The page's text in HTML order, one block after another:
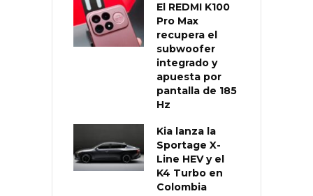
El REDMI K100
Pro Max
recupera el
subwoofer
integrado y
apuesta por
pantalla de 185
Hz
Kia lanza la
Sportage X-
Line HEV y el
K4 Turbo en
Colombia